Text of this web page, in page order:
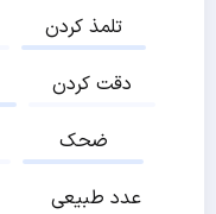
تلمذ کردن
دقت کردن
ضحک
عدد طبیعی